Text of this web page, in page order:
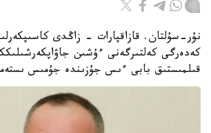
نۇر-سۇلتان. قازاقپارات - زاڭدى
كەدەرگى كەلتىرگەنى ءۇشىن
قىلمىستىق بابى ءىس جۇزىندە جۇمىس